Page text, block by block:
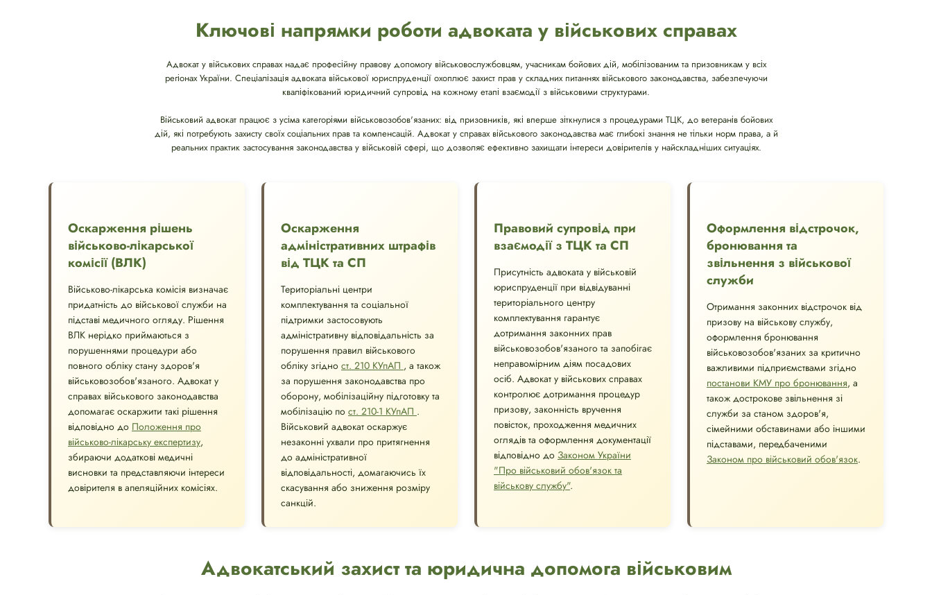
Ключові напрямки роботи адвоката у військових справах
Адвокат у військових справах надає професійну правову допомогу військовослужбовцям, учасникам бойових дій, мобілізованим та призовникам у всіх
регіонах України. Спеціалізація адвоката військової юриспруденції охоплює захист прав у складних питаннях військового законодавства, забезпечуючи
кваліфікований юридичний супровід на кожному етапі взаємодії з військовими структурами.
Військовий адвокат працює з усіма категоріями військовозобов'язаних: від призовників, які вперше зіткнулися з процедурами ТЦК, до ветеранів бойових
дій, які потребують захисту своїх соціальних прав та компенсацій. Адвокат у справах військового законодавства має глибокі знання не тільки норм права, а й
реальних практик застосування законодавства у військовій сфері, що дозволяє ефективно захищати інтереси довірителів у найскладніших ситуаціях.
Оскарження рішень
військово-лікарської
комісії (ВЛК)
Військово-лікарська комісія визначає
придатність до військової служби на
підставі медичного огляду. Рішення
ВЛК нерідко приймаються з
порушеннями процедури або
повного обліку стану здоров'я
військовозобов'язаного. Адвокат у
справах військового законодавства
допомагає оскаржити такі рішення
відповідно до Положення про
військово-лікарську експертизу,
збираючи додаткові медичні
висновки та представляючи інтереси
довірителя в апеляційних комісіях.
Оскарження
адміністративних штрафів
від ТЦК та СП
Територіальні центри
комплектування та соціальної
підтримки застосовують
адміністративну відповідальність за
порушення правил військового
обліку згідно ст. 210 КУпАП , а також
за порушення законодавства про
оборону, мобілізаційну підготовку та
мобілізацію по ст. 210-1 КУпАП .
Військовий адвокат оскаржує
незаконні ухвали про притягнення
до адміністративної
відповідальності, домагаючись їх
скасування або зниження розміру
санкцій.
Правовий супровід при
взаємодії з ТЦК та СП
Присутність адвоката у військовій
юриспруденції при відвідуванні
територіального центру
комплектування гарантує
дотримання законних прав
військовозобов'язаного та запобігає
неправомірним діям посадових
осіб. Адвокат у військових справах
контролює дотримання процедур
призову, законність вручення
повісток, проходження медичних
оглядів та оформлення документації
відповідно до Законом України
"Про військовий обов'язок та
військову службу".
Оформлення відстрочок,
бронювання та
звільнення з військової
служби
Отримання законних відстрочок від
призову на військову службу,
оформлення бронювання
військовозобов'язаних за критично
важливими підприємствами згідно
постанови КМУ про бронювання, а
також дострокове звільнення зі
служби за станом здоров'я,
сімейними обставинами або іншими
підставами, передбаченими
Законом про військовий обов'язок.
Адвокатський захист та юридична допомога військовим